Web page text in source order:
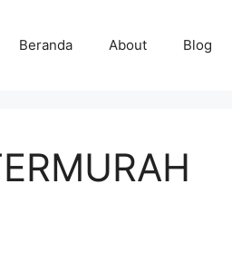
Beranda About Blog